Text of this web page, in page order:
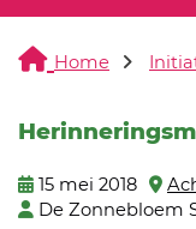
Home
15 mei 2018
De Zonnebloem